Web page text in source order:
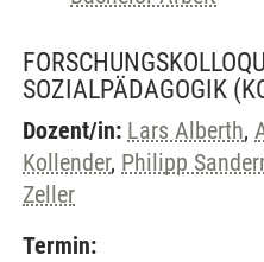
SOZIALPÄDAGOGIK
Dozent/in: Lars Alberth,
Kollender, Philipp
Zeller
Termin: